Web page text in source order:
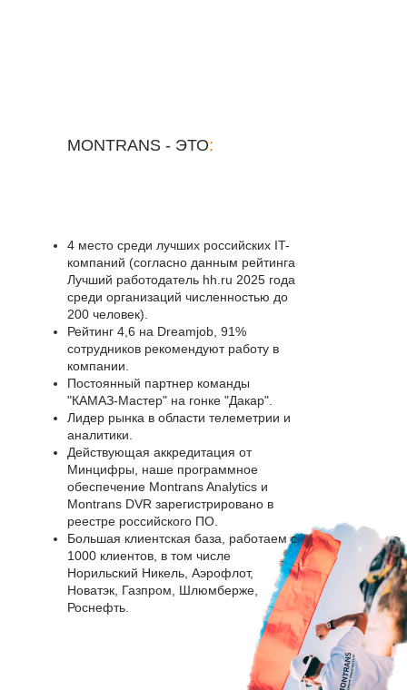
MONTRANS - ЭТО:
4 место среди лучших российских IT-
компаний (согласно данным рейтинга
Лучший работодатель hh.ru 2025 года
среди организаций численностью до
200 человек).
Рейтинг 4,6 на Dreamjob, 91%
сотрудников рекомендуют работу в
компании.
Постоянный партнер команды
"КАМАЗ-Мастер" на гонке "Дакар".
Лидер рынка в области телеметрии и
аналитики.
Действующая аккредитация от
Минцифры, наше программное
обеспечение Montrans Analytics и
Montrans DVR зарегистрировано в
реестре российского ПО.
Большая клиентская база, работаем с
1000 клиентов, в том числе
Норильский Никель, Аэрофлот,
Новатэк, Газпром, Шлюмберже,
Роснефть.